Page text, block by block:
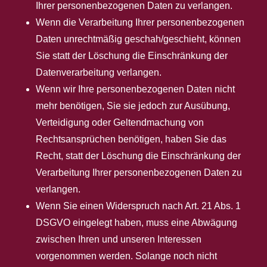
Ihrer personenbezogenen Daten zu verlangen.
Wenn die Verarbeitung Ihrer personenbezogenen
Daten unrechtmäßig geschah/geschieht, können
Sie statt der Löschung die Einschränkung der
Datenverarbeitung verlangen.
Wenn wir Ihre personenbezogenen Daten nicht
mehr benötigen, Sie sie jedoch zur Ausübung,
Verteidigung oder Geltendmachung von
Rechtsansprüchen benötigen, haben Sie das
Recht, statt der Löschung die Einschränkung der
Verarbeitung Ihrer personenbezogenen Daten zu
verlangen.
Wenn Sie einen Widerspruch nach Art. 21 Abs. 1
DSGVO eingelegt haben, muss eine Abwägung
zwischen Ihren und unseren Interessen
vorgenommen werden. Solange noch nicht